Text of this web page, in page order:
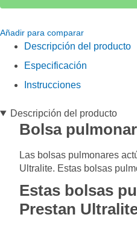
Añadir para comparar
Descripción del producto
Especificación
Instrucciones
Descripción del producto
Bolsa pulmonar
Las bolsas pulmonares
Ultralite. Estas bolsas
Estas bolsas
Prestan